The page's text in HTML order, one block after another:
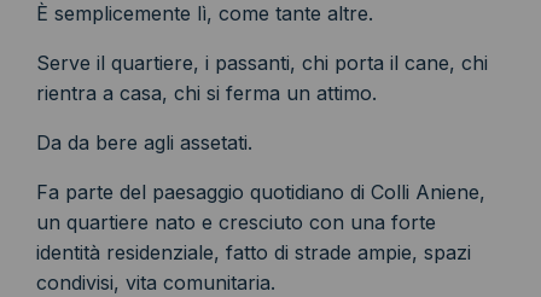
È semplicemente lì, come tante altre.
Serve il quartiere, i passanti, chi porta il cane, chi
rientra a casa, chi si ferma un attimo.
Da da bere agli assetati.
Fa parte del paesaggio quotidiano di Colli Aniene,
un quartiere nato e cresciuto con una forte
identità residenziale, fatto di strade ampie, spazi
condivisi, vita comunitaria.